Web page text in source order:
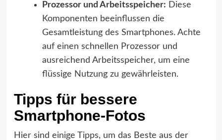
Prozessor und Arbeitsspeicher: Diese
Komponenten beeinflussen die
Gesamtleistung des Smartphones. Achte
auf einen schnellen Prozessor und
ausreichend Arbeitsspeicher, um eine
flüssige Nutzung zu gewährleisten.
Tipps für bessere
Smartphone-Fotos
Hier sind einige Tipps, um das Beste aus der